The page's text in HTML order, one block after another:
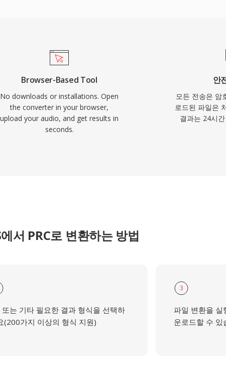
Browser-Based Tool
No downloads or installations. Open
the converter in your browser,
upload your audio, and get results in
seconds.
안
모든 전송은 암
로드된 파일은
결과는 24시
서 PRC로 변환하는 방법
는 기타 필요한 결과 형식을 선택하
(200가지 이상의 형식 지원)
3
파일 변환을
운로드할 수 있